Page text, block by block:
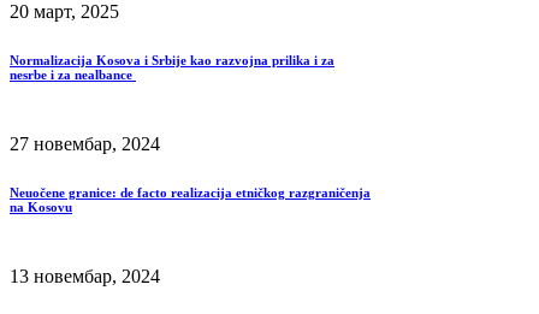
20 март, 2025
Normalizacija Kosova i Srbije kao razvojna prilika i za
nesrbe i za nealbance
27 новембар, 2024
Neuočene granice: de facto realizacija etničkog razgraničenja
na Kosovu
13 новембар, 2024